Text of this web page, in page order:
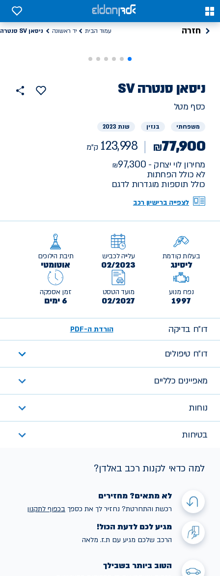
0
0
חזרה עמוד הבית יד ראשונה ניסאן SV סנטרה
רכב
יד
ניסאן SV סנטרה
הוסף
למועדפים
כסף מטל
משפחתי בנזין שנת 2023
₪77,900
123,998 ק"מ
מחירון לוי יצחק - 97,300
לא כולל הפחתות
כולל תוספות מוגדרות לדגם
לצפייה ברישיון רכב
בעלות קודמת
ליסינג
עלייה לכביש
02/2023
תיבת הילוכים
אוטומטי
נפח מנוע
1997
מועד הטסט
02/2027
זמן אספקה
6 ימים
דו״ח בדיקה הורדת ה-PDF
דו״ח טיפולים
מאפיינים כלליים
נוחות
בטיחות
למה כדאי לקנות רכב באלדן?
לא מתאים? מחזירים
רכשת והתחרטת? נחזיר לך את כספך בכפוף לתקנון
מגיע לכם לדעת הכול!
הרכב שלכם מגיע עם ת.ז. מלאה
הטוב ביותר בשבילך